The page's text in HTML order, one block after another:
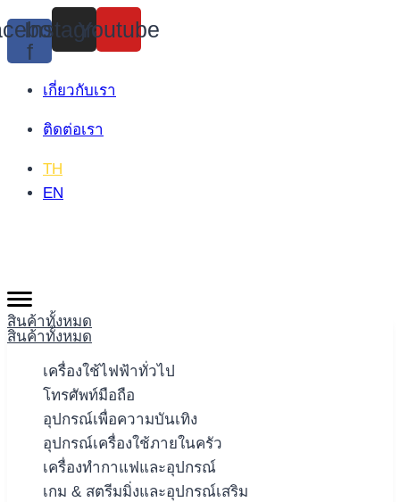
Skip
to
content
f
Instagram
Youtube
เกี่ยวกับเรา
ติดต่อเรา
TH
EN
สินค้าทั้งหมด
สินค้าทั้งหมด
เครื่องใช้ไฟฟ้าทั่วไป
โทรศัพท์มือถือ
อุปกรณ์เพื่อความบันเทิง
อุปกรณ์เครื่องใช้ภายในครัว
เครื่องทำกาแฟและอุปกรณ์
เกม & สตรีมมิ่งและอุปกรณ์เสริม